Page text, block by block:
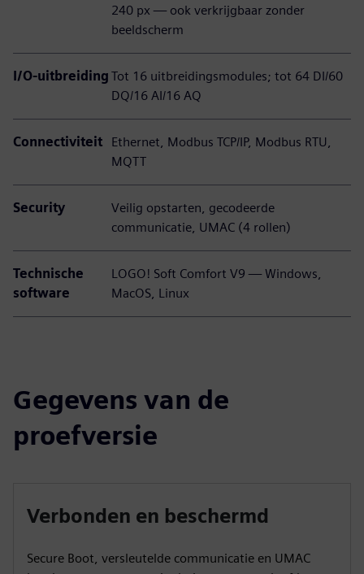
240 px — ook verkrijgbaar zonder
beeldscherm
I/O-uitbreiding Tot 16 uitbreidingsmodules; tot 64 DI/60
DQ/16 AI/16 AQ
Connectiviteit
Ethernet, Modbus TCP/IP, Modbus RTU,
MQTT
Security
Veilig opstarten, gecodeerde
communicatie, UMAC (4 rollen)
Technische
software
LOGO! Soft Comfort V9 — Windows,
MacOS, Linux
Gegevens van de
proefversie
Verbonden en beschermd
Secure Boot, versleutelde communicatie en UMAC